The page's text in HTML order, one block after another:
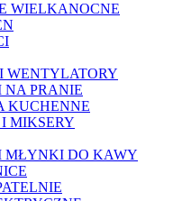
WIELKANOCNE
WENTYLATORY
NA PRANIE
KUCHENNE
MIKSERY
MŁYNKI DO KAWY